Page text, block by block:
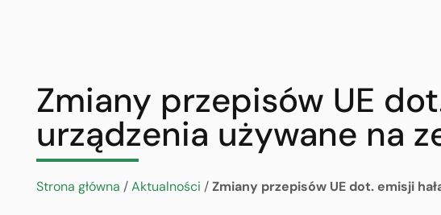
Zmiany przepisów UE
urządzenia używane na
Strona główna /Aktualności /Zmiany przepisów UE dot. emisji